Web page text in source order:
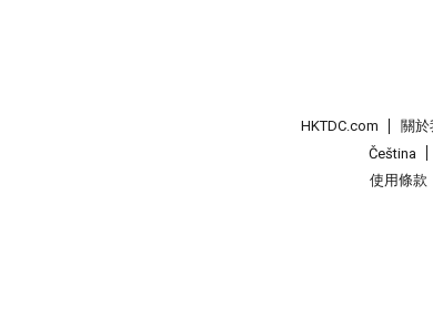
HKTDC.com 關於
Čeština
使用條款